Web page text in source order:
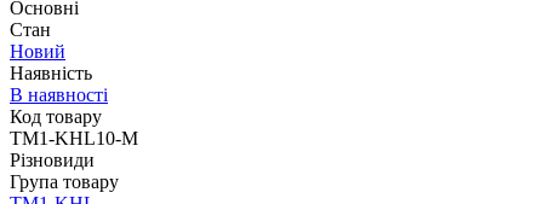
Основні
Стан
Новий
Наявність
В наявності
Код товару
TM1-KHL10-M
Різновиди
Група товару